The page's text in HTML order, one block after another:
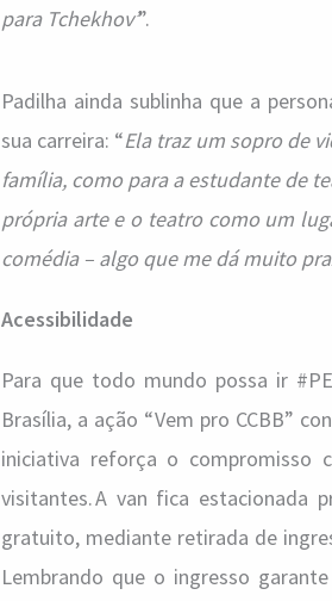
para Tchekhov’”.
Padilha ainda sublinha que a
sua carreira: “Ela traz um sopro de
família, como para a estudante de
própria arte e o teatro como um
comédia – algo que me dá muito
Acessibilidade
Para que todo mundo possa ir
Brasília, a ação “Vem pro CCBB”
iniciativa reforça o compromisso
visitantes. A van fica estacionada
gratuito, mediante retirada de
Lembrando que o ingresso